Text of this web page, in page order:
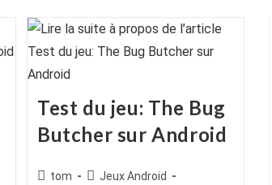
Test du jeu: The Bug
Butcher sur Android
Auteur/autrice
tom
PostJeux Android